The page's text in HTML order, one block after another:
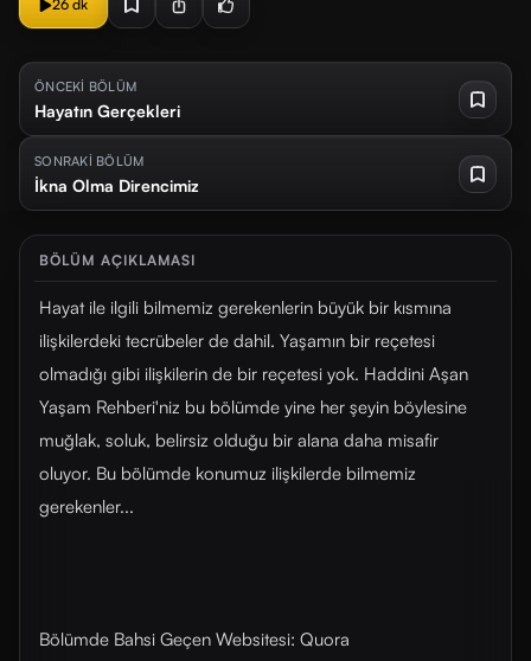
26 dk
ÖNCEKİ BÖLÜM
Hayatın Gerçekleri
SONRAKİ BÖLÜM
İkna Olma Direncimiz
BÖLÜM AÇIKLAMASI
Hayat ile ilgili bilmemiz gerekenlerin büyük bir kısmına
ilişkilerdeki tecrübeler de dahil. Yaşamın bir reçetesi
olmadığı gibi ilişkilerin de bir reçetesi yok. Haddini Aşan
Yaşam Rehberi'niz bu bölümde yine her şeyin böylesine
muğlak, soluk, belirsiz olduğu bir alana daha misafir
oluyor. Bu bölümde konumuz ilişkilerde bilmemiz
gerekenler...
Bölümde Bahsi Geçen Websitesi: Quora